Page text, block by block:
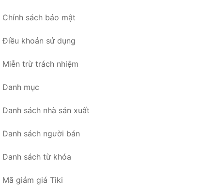
Chính sách bảo mật
Điều khoản sử dụng
Miễn trừ trách nhiệm
Danh mục
Danh sách nhà sản xuất
Danh sách người bán
Danh sách từ khóa
Mã giảm giá Tiki